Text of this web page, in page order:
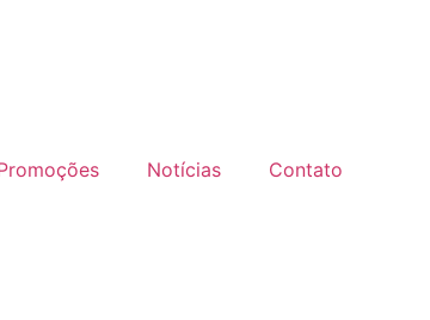
Notícias Contato